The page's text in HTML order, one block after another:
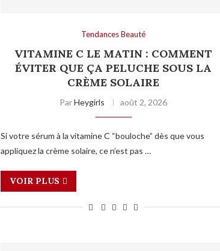
Tendances Beauté
VITAMINE C LE MATIN : COMMENT
ÉVITER QUE ÇA PELUCHE SOUS LA
CRÈME SOLAIRE
ParHeygirls août 2, 2026
Si votre sérum à la vitamine C “bouloche” dès que vous
appliquez la crème solaire, ce n’est pas …
VOIR PLUS